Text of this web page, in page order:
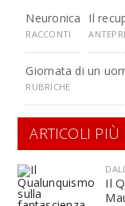
Neuronica
RACCONTI
Il
Giornata di un
RUBRICHE
ARTICOLI PIÙ
Il